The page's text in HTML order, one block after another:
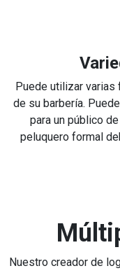
Puede utilizar
de su barbería.
para un público
peluquero formal
Nuestro creador de